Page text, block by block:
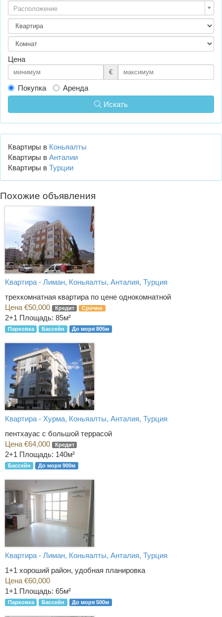
Расположение
Цена
€
Покупка
Аренда
Искать
Квартиры в Коньяалты
Квартиры в Анталии
Квартиры в Турции
Похожие объявления
Квартира - Лиман, Коньяалты, Анталия, Турция
трехкомнатная квартира по цене однокомнатной
Цена €50,000
Кредит Срочно
2+1 Площадь: 85м²
Парковка Бассейн До моря 805м
Квартира - Хурма, Коньяалты, Анталия, Турция
пентхауас с большой террасой
Цена €64,000
Кредит
2+1 Площадь: 140м²
Бассейн До моря 900м
Квартира - Лиман, Коньяалты, Анталия, Турция
1+1 хороший район, удобная планировка
Цена €60,000
1+1 Площадь: 65м²
Парковка Бассейн До моря 500м